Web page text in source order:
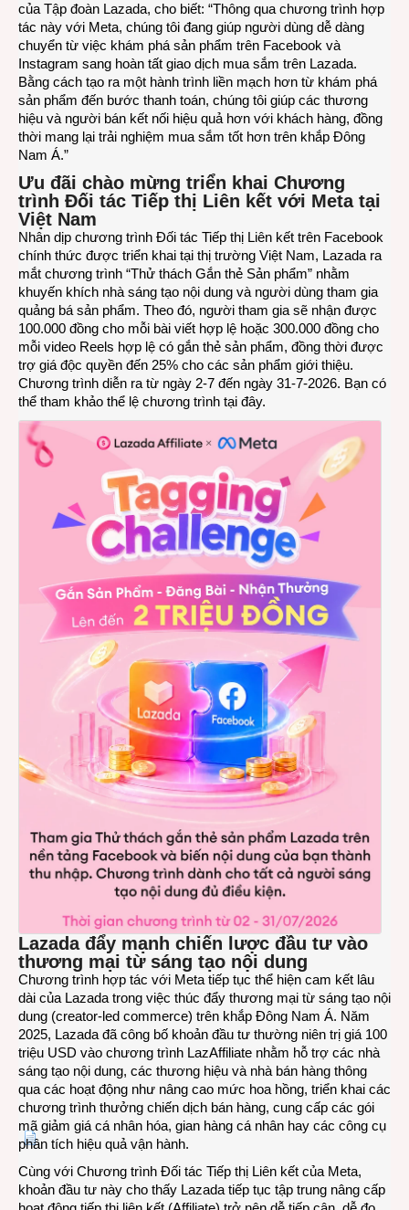
của Tập đoàn Lazada, cho biết: “Thông qua chương trình hợp
tác này với Meta, chúng tôi đang giúp người dùng dễ dàng
chuyển từ việc khám phá sản phẩm trên Facebook và
Instagram sang hoàn tất giao dịch mua sắm trên Lazada.
Bằng cách tạo ra một hành trình liền mạch hơn từ khám phá
sản phẩm đến bước thanh toán, chúng tôi giúp các thương
hiệu và người bán kết nối hiệu quả hơn với khách hàng, đồng
thời mang lại trải nghiệm mua sắm tốt hơn trên khắp Đông
Nam Á.”
Ưu đãi chào mừng triển khai Chương
trình Đối tác Tiếp thị Liên kết với Meta tại
Việt Nam
Nhân dịp chương trình Đối tác Tiếp thị Liên kết trên Facebook
chính thức được triển khai tại thị trường Việt Nam, Lazada ra
mắt chương trình “Thử thách Gắn thẻ Sản phẩm” nhằm
khuyến khích nhà sáng tạo nội dung và người dùng tham gia
quảng bá sản phẩm. Theo đó, người tham gia sẽ nhận được
100.000 đồng cho mỗi bài viết hợp lệ hoặc 300.000 đồng cho
mỗi video Reels hợp lệ có gắn thẻ sản phẩm, đồng thời được
trợ giá độc quyền đến 25% cho các sản phẩm giới thiệu.
Chương trình diễn ra từ ngày 2-7 đến ngày 31-7-2026. Bạn có
thể tham khảo thể lệ chương trình tại đây.
Lazada đẩy mạnh chiến lược đầu tư vào
thương mại từ sáng tạo nội dung
Chương trình hợp tác với Meta tiếp tục thể hiện cam kết lâu
dài của Lazada trong việc thúc đẩy thương mại từ sáng tạo nội
dung (creator-led commerce) trên khắp Đông Nam Á. Năm
2025, Lazada đã công bố khoản đầu tư thường niên trị giá 100
triệu USD vào chương trình LazAffiliate nhằm hỗ trợ các nhà
sáng tạo nội dung, các thương hiệu và nhà bán hàng thông
qua các hoạt động như nâng cao mức hoa hồng, triển khai các
chương trình thưởng chiến dịch bán hàng, cung cấp các gói
mã giảm giá cá nhân hóa, gian hàng cá nhân hay các công cụ
phân tích hiệu quả vận hành.
Cùng với Chương trình Đối tác Tiếp thị Liên kết của Meta,
khoản đầu tư này cho thấy Lazada tiếp tục tập trung nâng cấp